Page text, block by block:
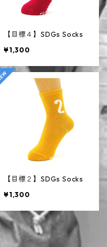
【目標４】SDGs Socks
¥1,300
【目標２】SDGs Socks
¥1,300